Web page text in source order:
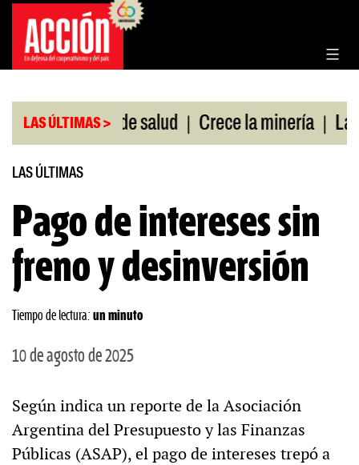
Saltar
contenido
LAS ÚLTIMAS >
cobertura de salud | Crece la minería | La
LAS ÚLTIMAS
Pago de intereses sin
freno y desinversión
Tiempo de lectura: un minuto
10 de agosto de 2025
Según indica un reporte de la Asociación
Argentina del Presupuesto y las Finanzas
Públicas (ASAP), el pago de intereses trepó a